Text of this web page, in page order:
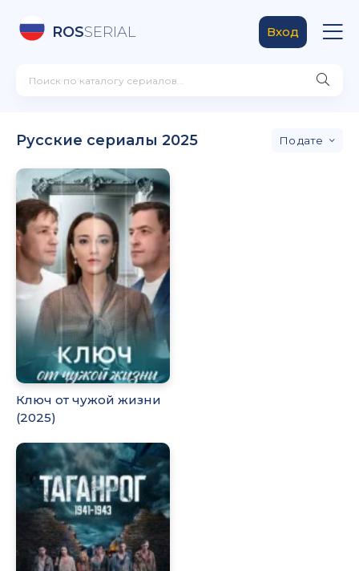
ROSSERIAL Вход
Русские сериалы 2025 дате
Ключ от чужой жизни
(2025)